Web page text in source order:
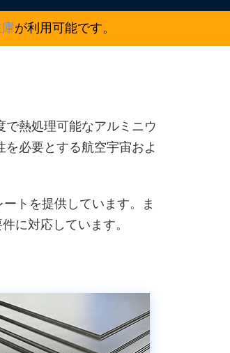
が利用可能です。
熱処理可能なアルミニウ
必要とする航空宇宙およ
トを提供しています。ま
に対応しています。